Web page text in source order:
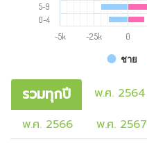
ชาย
0-4
5-9
0
-5k -2.5k
รวมทุกปี พ.ศ. 2564
พ.ศ. 2566
พ.ศ. 2567